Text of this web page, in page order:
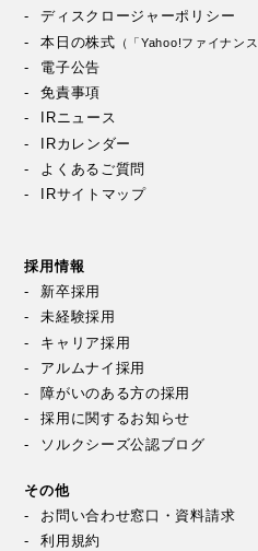
ディスクロージャーポリシー
本日の株式 （「Yahoo!ファイナン
電子公告
免責事項
IRニュース
IRカレンダー
よくあるご質問
IRサイトマップ
採用情報
新卒採用
未経験採用
キャリア採用
アルムナイ採用
障がいのある方の採用
採用に関するお知らせ
ソルクシーズ公認ブログ
その他
お問い合わせ窓口・資料請求
利用規約